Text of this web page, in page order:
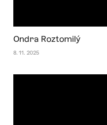
Ondra Roztomilý
8. 11. 2025